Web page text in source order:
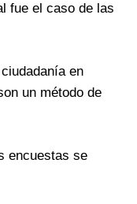
fue el caso de las
en
un método de
encuestas se